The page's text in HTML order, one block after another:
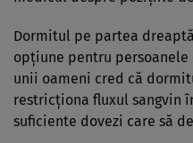
Dormitul pe partea
opțiune pentru persoanele
unii oameni cred că
restricționa fluxul sangvin
suficiente dovezi care să